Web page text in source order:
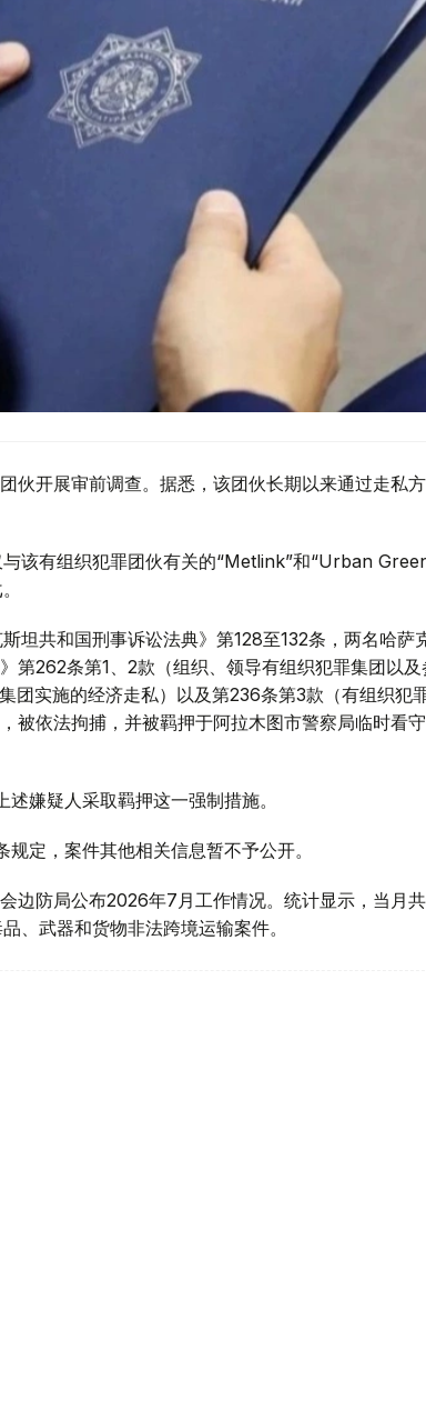
伙开展审前调查。据悉，该团伙长期以来通过走私方
该有组织犯罪团伙有关的“Metlink”和“Urban
坦共和国刑事诉讼法典》第128至132条，两名哈萨
第262条第1、2款（组织、领导有组织犯罪集团以及
团实施的经济走私）以及第236条第3款（有组织犯
被依法拘捕，并被羁押于阿拉木图市警察局临时看守
嫌疑人采取羁押这一强制措施。
定，案件其他相关信息暂不予公开。
边防局公布2026年7月工作情况。统计显示，当月
、武器和货物非法跨境运输案件。